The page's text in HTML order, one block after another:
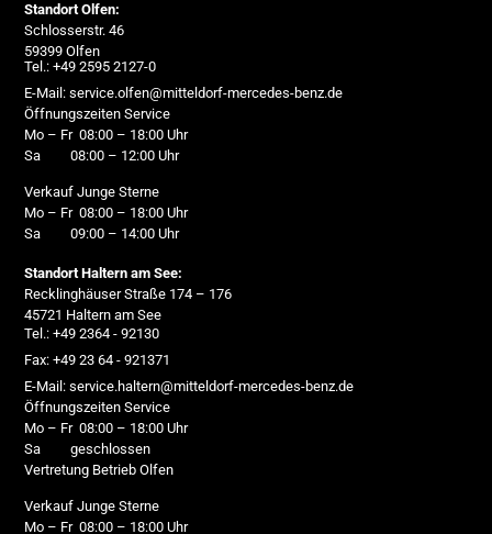
Standort Olfen:
Schlosserstr. 46
59399 Olfen
Tel.: +49 2595 2127-0
E-Mail: service.olfen@mitteldorf-mercedes-benz.de
Öffnungszeiten Service
Mo – Fr 08:00 – 18:00 Uhr
Sa 08:00 – 12:00 Uhr
Verkauf Junge Sterne
Mo – Fr 08:00 – 18:00 Uhr
Sa 09:00 – 14:00 Uhr
Standort Haltern am See:
Recklinghäuser Straße 174 – 176
45721 Haltern am See
Tel.: +49 2364 - 92130
Fax: +49 23 64 - 921371
E-Mail: service.haltern@mitteldorf-mercedes-benz.de
Öffnungszeiten Service
Mo – Fr 08:00 – 18:00 Uhr
Sa geschlossen
Vertretung Betrieb Olfen
Verkauf Junge Sterne
Mo – Fr 08:00 – 18:00 Uhr